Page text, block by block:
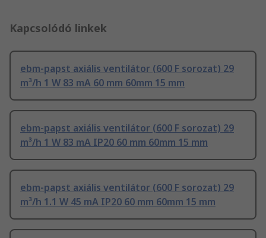
Kapcsolódó linkek
ebm-papst axiális ventilátor (600 F sorozat) 29
m³/h 1 W 83 mA 60 mm 60mm 15 mm
ebm-papst axiális ventilátor (600 F sorozat) 29
m³/h 1 W 83 mA IP20 60 mm 60mm 15 mm
ebm-papst axiális ventilátor (600 F sorozat) 29
m³/h 1.1 W 45 mA IP20 60 mm 60mm 15 mm